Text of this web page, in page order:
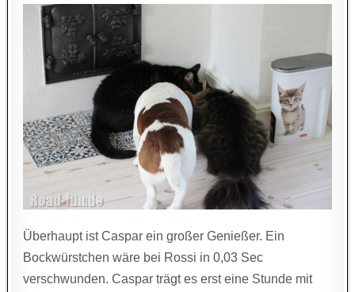
Überhaupt ist Caspar ein großer Genießer. Ein
Bockwürstchen wäre bei Rossi in 0,03 Sec
verschwunden. Caspar trägt es erst eine Stunde mit